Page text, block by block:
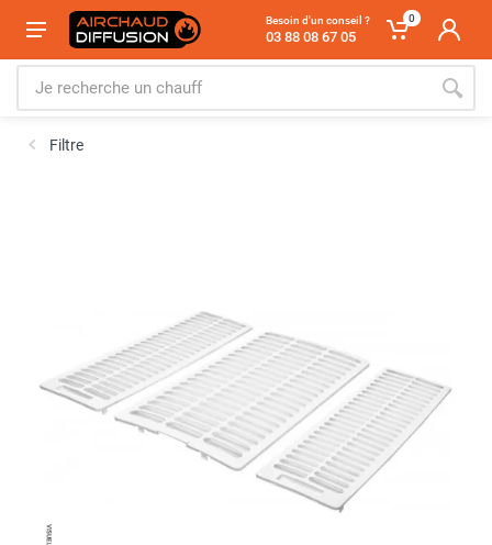
Besoin d'un conseil ?
03 88 08 67 05
0
Filtre